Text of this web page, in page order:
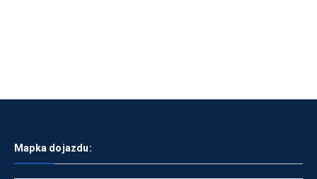
Mapka dojazdu: